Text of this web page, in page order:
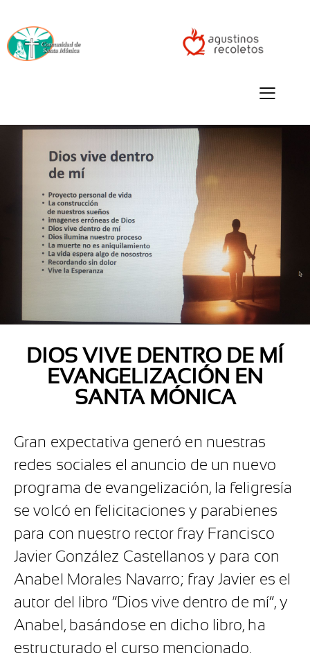
DIOS VIVE DENTRO DE MÍ
EVANGELIZACIÓN EN
SANTA MÓNICA
Gran expectativa generó en nuestras
redes sociales el anuncio de un nuevo
programa de evangelización, la feligresía
se volcó en felicitaciones y parabienes
para con nuestro rector fray Francisco
Javier González Castellanos y para con
Anabel Morales Navarro; fray Javier es el
autor del libro “Dios vive dentro de mí“, y
Anabel, basándose en dicho libro, ha
estructurado el curso mencionado.